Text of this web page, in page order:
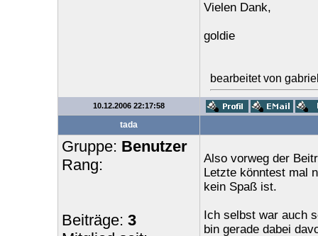
Vielen Dank,
goldie
bearbeitet von
10.12.2006 22:17:58
tada
Gruppe: Benutzer
Rang:
Beiträge: 3
Also vorweg der
Letzte könntest mal
kein Spaß ist.
Ich selbst war auch
bin gerade dabei